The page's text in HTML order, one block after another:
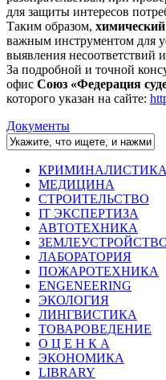
для защиты интересов
Таким образом,
важным инструментом для
выявления несоответствий
За подробной и точной
офис Союз «Федерация
которого указан на сайте:
Документы
КРИМИНАЛИСТИКА
МЕДИЦИНА
СТРОИТЕЛЬСТВО
IT ЭКСПЕРТИЗА
АВТОТЕХНИКА
ЛАБОРАТОРИЯ
ПОЖАРОТЕХНИКА
ENGENEERING
ЭКОЛОГИЯ
ЛИНГВИСТИКА
ТОВАРОВЕДЕНИЕ
О Ц Е Н К А
ЭКОНОМИКА
LIBRARY